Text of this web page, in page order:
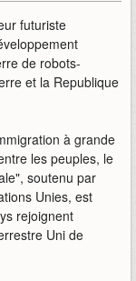
futuriste
de robots-
et la Republique
à grande
les peuples, le
soutenu par
Unies, est
rejoignent
Uni de